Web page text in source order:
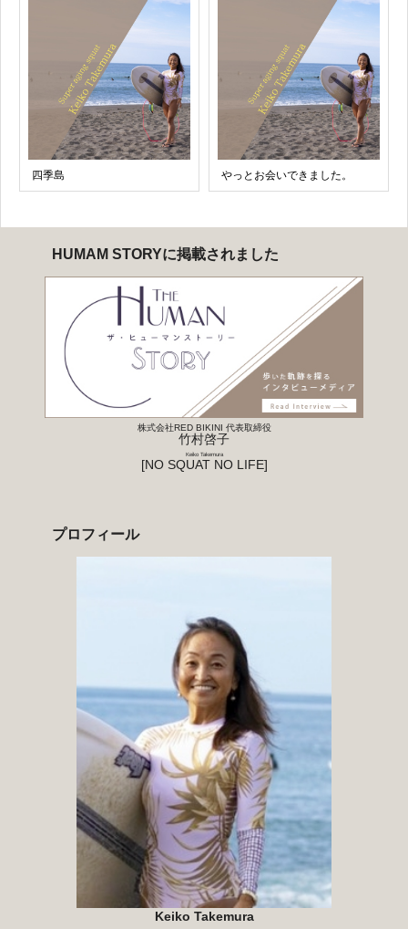
四季島 やっとお会いできました。
HUMAM STORYに掲載されました
株式会社RED BIKINI 代表取締役
竹村啓子
Keiko Takemura
[NO SQUAT NO LIFE]
プロフィール
Keiko Takemura